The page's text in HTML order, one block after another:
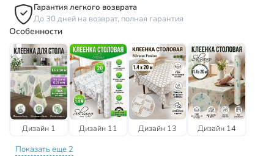
Гарантия легкого возврата
До 30 дней на возврат, полная гарантия
Особенности
Дизайн 1 Дизайн 11 Дизайн 13 Дизайн 14
Показать еще 2